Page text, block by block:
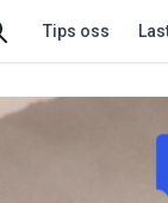
Tips oss